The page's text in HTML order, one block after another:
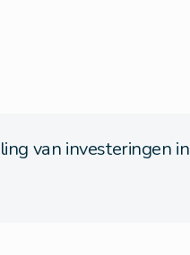
van investeringen in